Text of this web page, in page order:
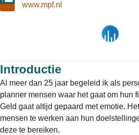
www.mpf.nl
Introductie
Al meer dan 25 jaar begeleid ik als
planner mensen waar het gaat om hun
Geld gaat altijd gepaard met emotie.
mensen te werken aan hun
deze te bereiken.